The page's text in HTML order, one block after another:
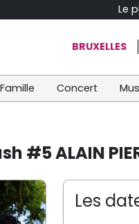
Le
BRUXELLES
Famille Concert
#5 ALAIN
Les